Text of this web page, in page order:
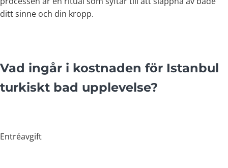
ditt sinne och din kropp.
Vad ingår i kostnaden för Istanbul
turkiskt bad upplevelse?
Entréavgift